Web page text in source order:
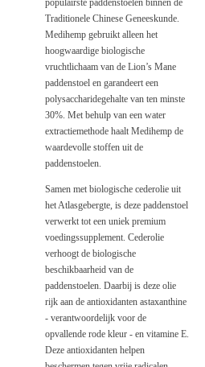
Traditionele Chinese Geneeskunde.
Medihemp gebruikt alleen het
hoogwaardige biologische
vruchtlichaam van de Lion’s Mane
paddenstoel en garandeert een
polysaccharidegehalte van ten minste
30%. Met behulp van een water
extractiemethode haalt Medihemp de
waardevolle stoffen uit de
paddenstoelen.
Samen met biologische cederolie uit
het Atlasgebergte, is deze paddenstoel
verwerkt tot een uniek premium
voedingssupplement. Cederolie
verhoogt de biologische
beschikbaarheid van de
paddenstoelen. Daarbij is deze olie
rijk aan de antioxidanten astaxanthine
- verantwoordelijk voor de
opvallende rode kleur - en vitamine E.
Deze antioxidanten helpen